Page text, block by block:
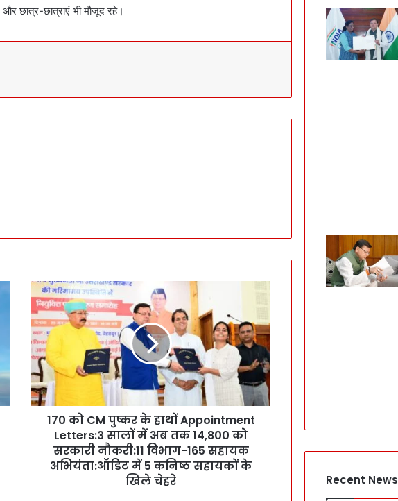
छात्र-छात्राएं भी मौजूद रहे।
1
0
को
C
M
पु
ष्क
र
170 को CM पुष्कर के हाथों Appointment
Letters:3 सालों में अब तक 14,800 को
सरकारी नौकरी:11 विभाग-165 सहायक
अभियंता:ऑडिट में 5 कनिष्ठ सहायकों के
खिले चेहरे
Recent News